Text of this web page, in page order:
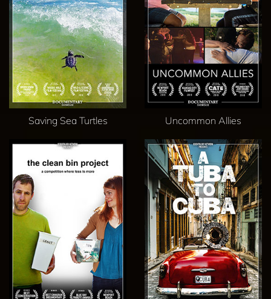
Saving Sea Turtles Uncommon Allies